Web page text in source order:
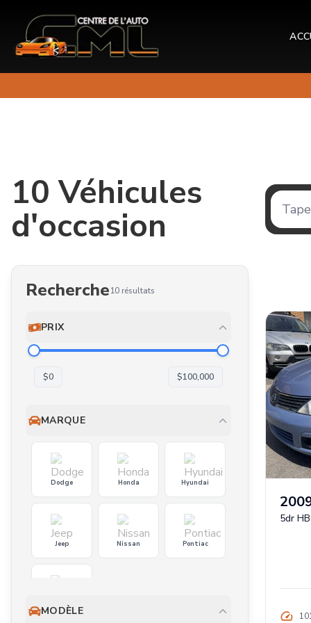
10 Véhicules
d'occasion
Recherche10 résultats
PRIX
$0 $100,000
MARQUE
Dodge Honda Hyundai
Jeep Nissan Pontiac
Toyota
MODÈLE
5dr